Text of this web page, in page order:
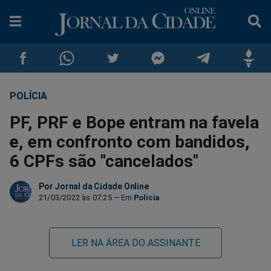
Compartilhar
no
Facebook
Compartilhar
no
Whatsapp
no
Twitter
no
Messenger
no
Telegram
no
POLÍCIA
PF, PRF e Bope entram na favela
e, em confronto com bandidos,
6 CPFs são "cancelados"
Por Jornal da Cidade Online
21/03/2022 às 07:25 Polícia
LER NA ÁREA DO ASSINANTE